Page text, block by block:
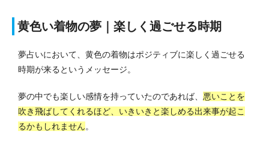
黄色い着物の夢｜楽しく過ごせる時期
夢占いにおいて、黄色の着物はポジティブに楽しく過ごせる
時期が来るというメッセージ。
夢の中でも楽しい感情を持っていたのであれば、 悪いことを
吹き飛ばしてくれるほど、いきいきと楽しめる出来事が起こ
るかもしれません。